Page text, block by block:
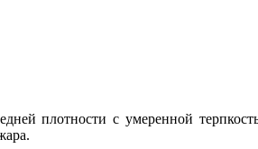
плотности с умеренной